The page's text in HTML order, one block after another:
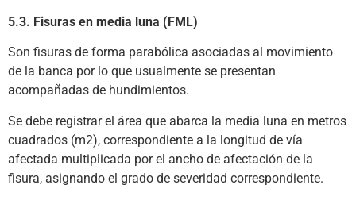
5.3. Fisuras en media luna (FML)
Son fisuras de forma parabólica asociadas al movimiento
de la banca por lo que usualmente se presentan
acompañadas de hundimientos.
Se debe registrar el área que abarca la media luna en metros
cuadrados (m2), correspondiente a la longitud de vía
afectada multiplicada por el ancho de afectación de la
fisura, asignando el grado de severidad correspondiente.